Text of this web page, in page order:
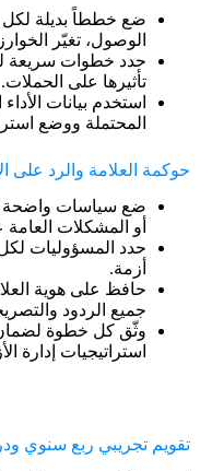
ضع خططاً بديلة لكل
الوصول، تغيّر
حدد خطوات سريعة
تأثيرها على الحملات.
استخدم بيانات
المحتملة ووضع
حوكمة العلامة والرد على
ضع سياسات واضحة
أو المشكلات
حدد المسؤوليات
أزمة.
حافظ على هوية
جميع الردود
وثّق كل خطوة لضمان
استراتيجيات إدارة
تقويم تجريبي ربع سنوي